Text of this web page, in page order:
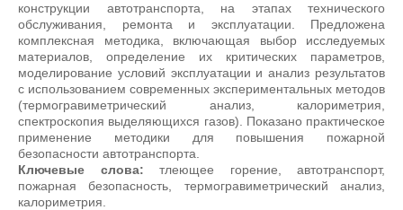
конструкции автотранспорта, на этапах технического
обслуживания, ремонта и эксплуатации. Предложена
комплексная методика, включающая выбор исследуемых
материалов, определение их критических параметров,
моделирование условий эксплуатации и анализ результатов
с использованием современных экспериментальных методов
(термогравиметрический анализ, калориметрия,
спектроскопия выделяющихся газов). Показано практическое
применение методики для повышения пожарной
безопасности автотранспорта.
Ключевые слова: тлеющее горение, автотранспорт,
пожарная безопасность, термогравиметрический анализ,
калориметрия.